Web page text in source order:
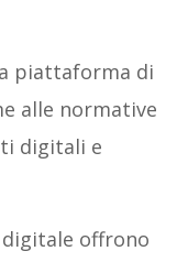
piattaforma di
alle normative
digitali e
offrono